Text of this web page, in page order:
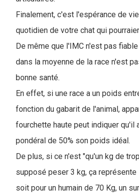
Finalement, c'est l'espérance de
quotidien de votre chat qui
De même que l'IMC n'est pas
dans la moyenne de la race n'est
bonne santé.
En effet, si une race a un poids
fonction du gabarit de l'animal,
fourchette haute peut indiquer qu'il
pondéral de 50% son poids idéal.
De plus, si ce n'est "qu'un kg de
supposé peser 3 kg, ça
soit pour un humain de 70 Kg, un